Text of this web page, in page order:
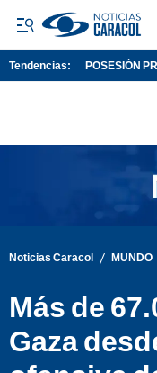
Tendencias: POSESIÓN
Noticias Caracol / MUNDO
Más de
Gaza